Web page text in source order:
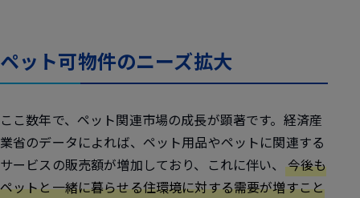
ペット可物件のニーズ拡大
ここ数年で、ペット関連市場の成長が顕著です。経済産
業省のデータによれば、ペット用品やペットに関連する
サービスの販売額が増加しており、これに伴い、
今後も
ペットと一緒に暮らせる住環境に対する需要が増すこと